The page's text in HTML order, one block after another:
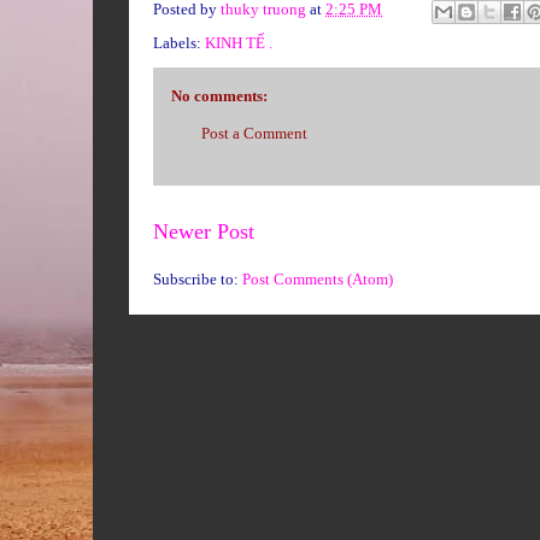
Posted by thuky truong at 2:25 PM
Labels: KINH TẾ .
No comments:
Post a Comment
Newer Post
Subscribe to: Post Comments (Atom)